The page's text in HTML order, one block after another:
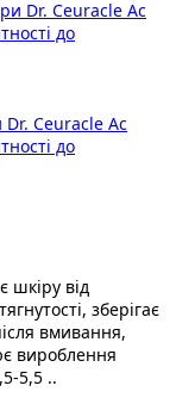
Ceuracle Ас
до
від
зберігає
вмивання,
вироблення
5,5 ..